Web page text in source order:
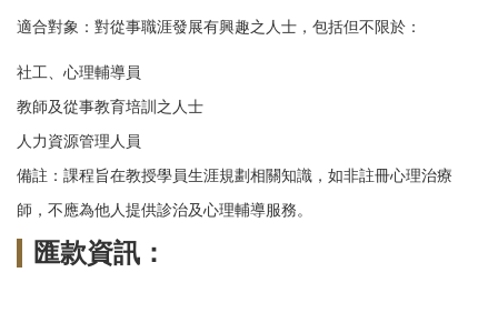
適合對象：對從事職涯發展有興趣之人士，包括但不限於：
社工、心理輔導員
教師及從事教育培訓之人士
人力資源管理人員
備註：課程旨在教授學員生涯規劃相關知識，如非註冊心理治療
師，不應為他人提供診治及心理輔導服務。
匯款資訊：